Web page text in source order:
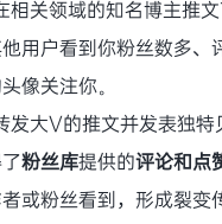
相关领域的知名博主推
用户看到你粉丝数多、
像关注你。
发大V的推文并发表独特
粉丝库提供的评论和点
或粉丝看到，形成裂变